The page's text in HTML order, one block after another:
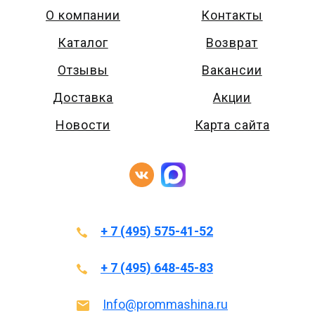
О компании
Каталог
Отзывы
Доставка
Новости
Контакты
Возврат
Вакансии
Акции
Карта сайта
+ 7 (495) 575-41-52
+ 7 (495) 648-45-83
Info@prommashina.ru